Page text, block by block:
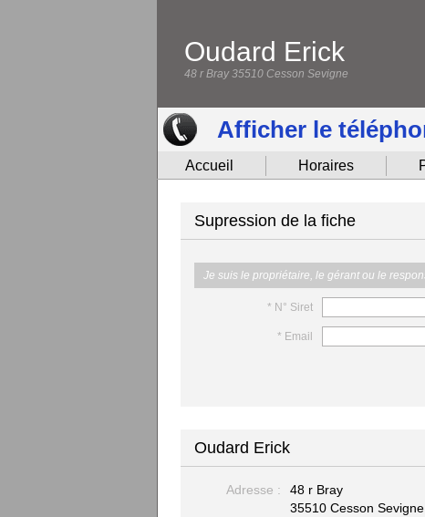
Oudard Erick
48 r Bray 35510 Cesson Sevigne
Afficher le
Accueil Horaires
Supression de la fiche
Je suis le propriétaire, le gérant ou le
* N° Siret
* Email
Oudard Erick
Adresse :
48 r Bray
35510 Cesson Sevigne